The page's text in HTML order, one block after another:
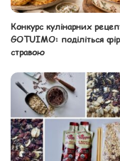
Конкурс кулінарних
GOTUIMO: поділіться
стравою